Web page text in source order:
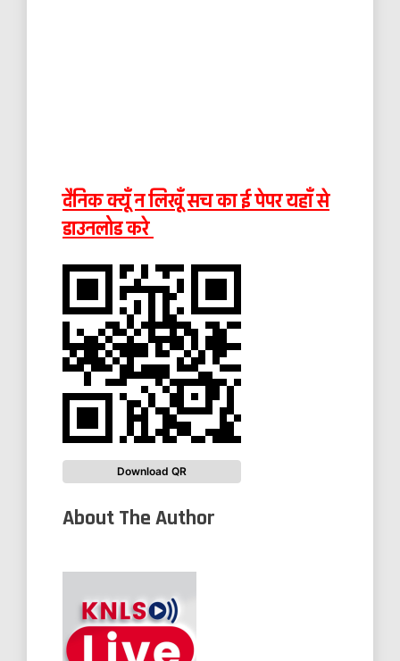
दैनिक क्यूँ न लिखूँ सच का ई पेपर यहाँ से
डाउनलोड करे
Download QR
About The Author